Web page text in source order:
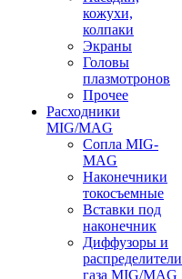
кожухи,
колпаки
Экраны
Головы
плазмотронов
Прочее
Расходники
MIG/MAG
Сопла MIG-
MAG
Наконечники
токосъемные
Вставки под
наконечник
Диффузоры и
распределители
газа MIG/MAG